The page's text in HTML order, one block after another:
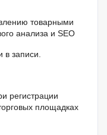
товарными
анализа и SEO
записи.
регистрации
площадках